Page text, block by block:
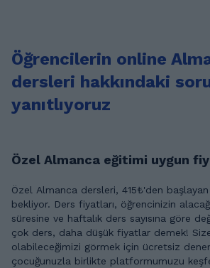
Öğrencilerin online
dersleri hakkındaki
yanıtlıyoruz
Özel Almanca eğitimi uygun
Özel Almanca dersleri, 415₺'den başlayan fiyatlarla sizi
bekliyor. Ders fiyatları, öğrencinizin alacağı desteğin toplam
süresine ve haftalık ders sayısına göre
çok ders, daha düşük fiyatlar demek! Size nasıl destek
olabileceğimizi görmek için ücretsiz
çocuğunuzla birlikte platformumuzu